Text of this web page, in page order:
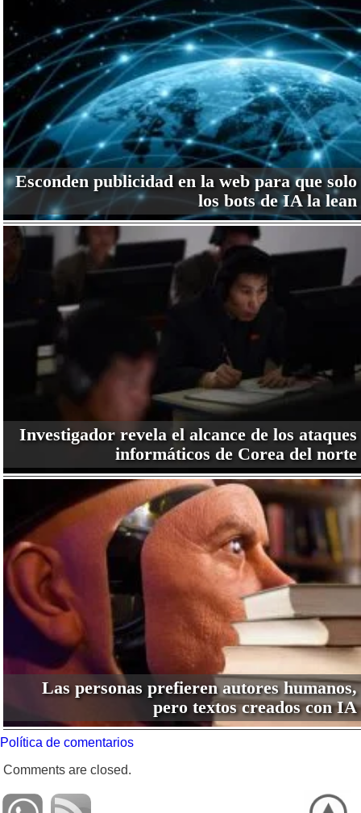
Esconden publicidad en la web para que solo
los bots de IA la lean
Investigador revela el alcance de los ataques
informáticos de Corea del norte
Las personas prefieren autores humanos,
pero textos creados con IA
Política de comentarios
Comments are closed.